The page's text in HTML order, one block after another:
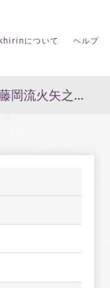
について ヘルプ
岡流火矢之書